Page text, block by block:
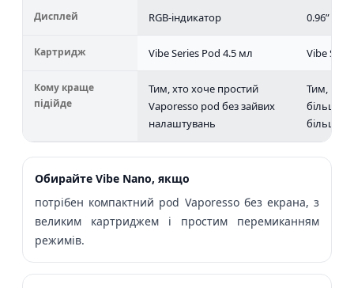
Дисплей RGB-індикатор 0.96”
Картридж Vibe Series Pod 4.5 мл Vibe
Кому краще
підійде
Тим, хто хоче простий
Vaporesso pod без зайвих
налаштувань
Тим,
більша
більше
Обирайте Vibe Nano, якщо
потрібен компактний pod Vaporesso без екрана, з
великим картриджем і простим перемиканням
режимів.